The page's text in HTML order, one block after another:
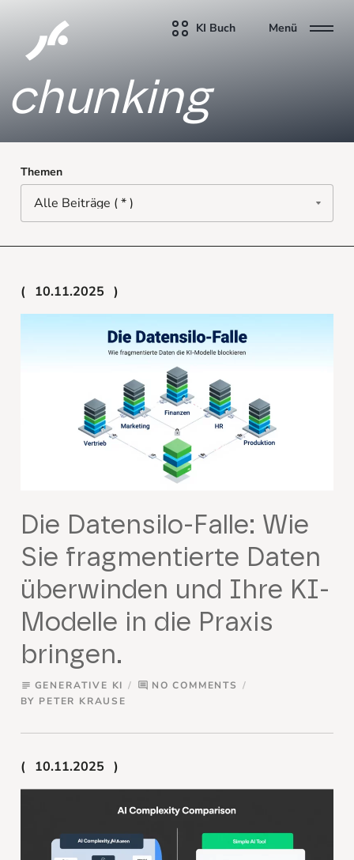
KI Buch Menü
chunking
Themen
10.11.2025
Die Datensilo-Falle: Wie
Sie fragmentierte Daten
überwinden und Ihre KI-
Modelle in die Praxis
bringen.
subject GENERATIVE KI comment NO COMMENTS
BY PETER KRAUSE
10.11.2025